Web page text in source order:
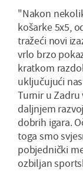
"Nakon
košarke 5x5,
tražeći novi
vrlo brzo
kratkom
uključujući
Turnir u Zadru
daljnjem
dobrih igara.
toga smo
pobjednički
ozbiljan